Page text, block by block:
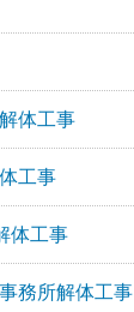
体工事
工事
体工事
務所解体工事